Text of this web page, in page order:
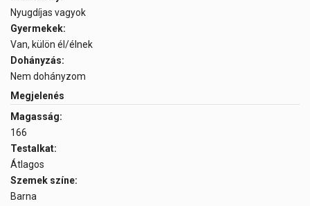
Nyugdíjas vagyok
Gyermekek:
Van, külön él/élnek
Dohányzás:
Nem dohányzom
Megjelenés
Magasság:
166
Testalkat:
Átlagos
Szemek színe:
Barna